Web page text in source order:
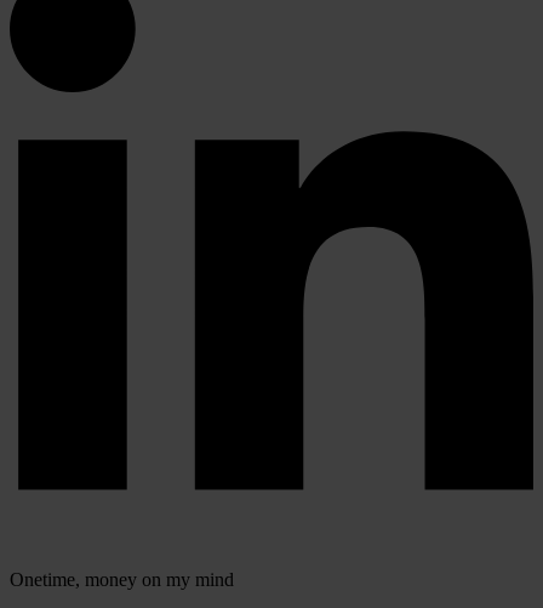
Onetime, money on my mind